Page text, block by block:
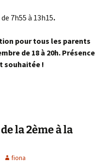
7h55 à 13h15.
pour tous les parents
de 18 à 20h. Présence
souhaitée !
la 2ème à la
fiona